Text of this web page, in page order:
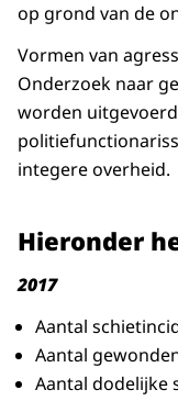
op grond van de
Vormen van
Onderzoek naar
worden
integere overheid.
Hieronder
2017
Aantal
Aantal
Aantal dodelijke